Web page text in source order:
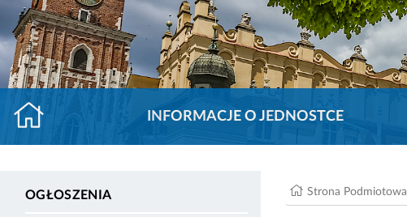
INFORMACJE O JEDNOSTCE
OGŁOSZENIA Strona Podmiotowa